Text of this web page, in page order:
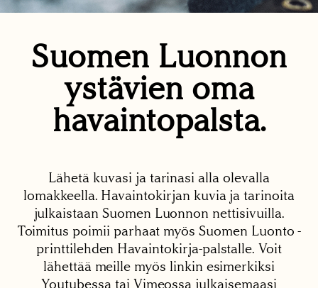
Suomen Luonnon
ystävien oma
havaintopalsta.
Lähetä kuvasi ja tarinasi alla olevalla
lomakkeella. Havaintokirjan kuvia ja tarinoita
julkaistaan Suomen Luonnon nettisivuilla.
Toimitus poimii parhaat myös Suomen Luonto -
printtilehden Havaintokirja-palstalle. Voit
lähettää meille myös linkin esimerkiksi
Youtubessa tai Vimeossa julkaisemaasi